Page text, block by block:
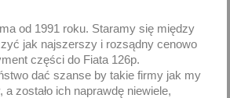
II
Panda II (03-12) Punto II
52,26 zł brutto
Brak na stanie
od 1991 roku. Staramy się między
jak najszerszy i rozsądny cenowo
części do Fiata 126p.
dać szanse by takie firmy jak my
a zostało ich naprawdę niewiele,